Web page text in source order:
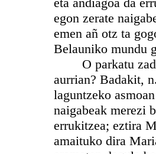
egon zerate
emen añ otz ta
Belauniko mundu
O parkatu
aurrian? Badakit,
laguntzeko
naigabeak merezi
errukitzea; eztira
amaituko dira